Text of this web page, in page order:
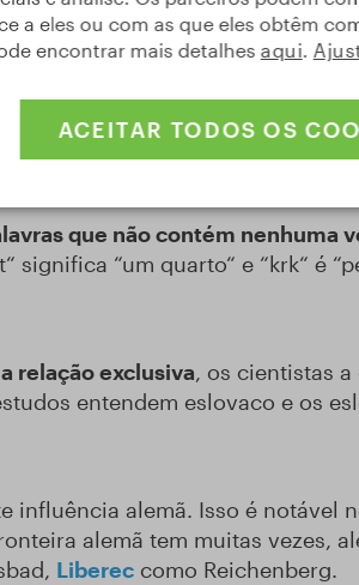
no território da República
nos EUA, no Canadá ou na
que não contém nenhuma
significa “um quarto“ e “krk“ é
relação exclusiva, os cientistas
entendem eslovaco e os
influência alemã. Isso é notável
alemã tem muitas vezes,
Liberec como Reichenberg.
a eles ou com as que eles obtêm
encontrar mais detalhes aqui
ACEITAR TODOS OS